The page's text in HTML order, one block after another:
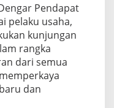
Pendapat
pelaku usaha,
kunjungan
rangka
dari semua
dan